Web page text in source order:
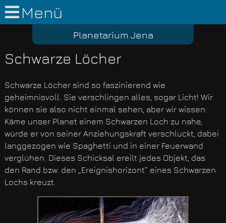
Menü
Planetarium Jena
Schwarze Löcher
Schwarze Löcher sind so faszinierend wie
geheimnisvoll. Sie verschlingen alles, sogar Licht! Wir
können sie also nicht einmal sehen, aber wir wissen:
Käme unser Planet einem Schwarzen Loch zu nahe,
würde er von seiner Anziehungskraft verschluckt, dabei
langgezogen wie Spaghetti und in einer Feuerwand
verglühen. Dieses Schicksal ereilt jedes Objekt, das
den Rand bzw. den „Ereignishorizont“ eines Schwarzen
Lochs kreuzt.